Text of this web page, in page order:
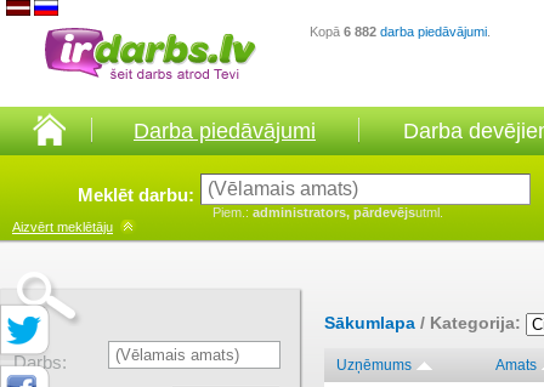
Kopā 6 882 darba piedāvājumi
Darba piedāvājumi Darba
Meklēt darbu:
Piem.: administrators, pārdevējsutml.
Aizvērt meklētāju
Darbs:
Sākumlapa / Kategorija:
Uzņēmums Amats